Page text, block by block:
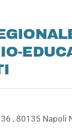
, 80135 Napoli